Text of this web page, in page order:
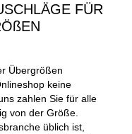
FÜR
Übergrößen
keine
zahlen Sie für alle
von der Größe.
üblich ist,